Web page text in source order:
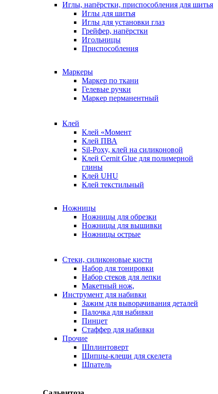
Иглы, напёрстки, приспособления для шитья
Иглы для шитья
Иглы для установки глаз
Грейфер, напёрстки
Игольницы
Приспособления
Маркеры
Маркер по ткани
Гелевые ручки
Маркер перманентный
Клей
Клей «Момент
Клей ПВА
Sil-Poxy, клей на силиконовой
Клей Cernit Glue для полимерной
глины
Клей UHU
Клей текстильный
Ножницы
Ножницы для обрезки
Ножницы для вышивки
Ножницы острые
Стеки, силиконовые кисти
Набор для тонировки
Набор стеков для лепки
Макетный нож,
Инструмент для набивки
Зажим для выворачивания деталей
Палочка для набивки
Пинцет
Стаффер для набивки
Прочие
Шплинтоверт
Щипцы-клещи для скелета
Шпатель